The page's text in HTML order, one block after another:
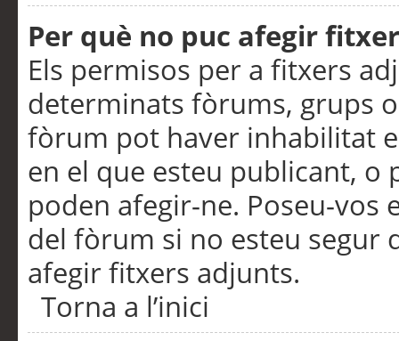
Per què no puc afegir
Els permisos per a fitxers
determinats fòrums, grups
fòrum pot haver inhabilitat
en el que esteu publicant,
poden afegir-ne. Poseu-vos
del fòrum si no esteu segur
afegir fitxers adjunts.
Torna a l’inici